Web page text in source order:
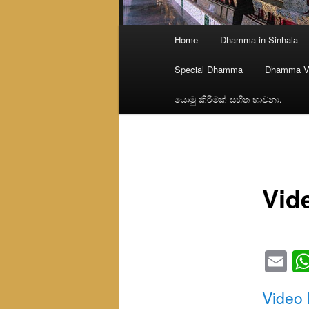
Home Dhamma in Sinhala –
Special Dhamma Dhamma
යොමු කිරීමක් සහිත භාවනා.
Video